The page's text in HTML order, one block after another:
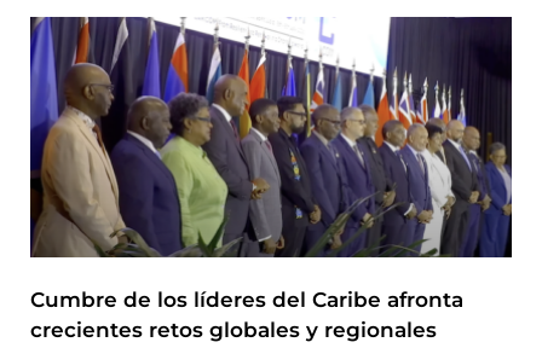
Cumbre de los líderes del Caribe afronta
crecientes retos globales y regionales